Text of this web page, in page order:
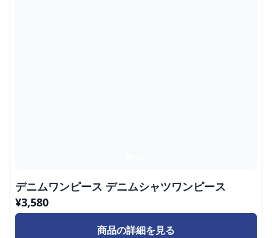
デニムワンピース デニムシャツワンピース
¥3,580
商品の詳細を見る